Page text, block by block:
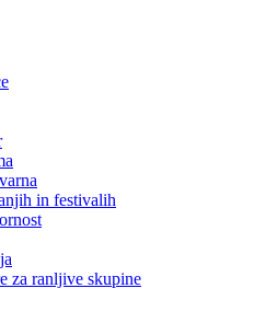
in festivalih
za ranljive skupine